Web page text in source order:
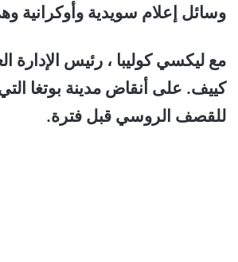
وسائل إعلام سويدية وأوكرانية
مع ليكسي كوليبا ، رئيس الإدارة
كييف. على أنقاض مدينة بوتغا
للقصف الروسي قبل فترة.